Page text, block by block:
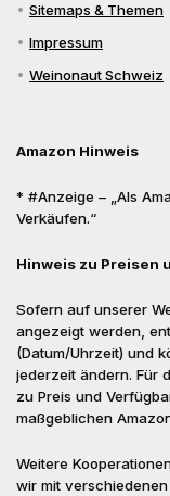
Sitemaps & Themen
Impressum
Weinonaut Schweiz
Amazon Hinweis
* #Anzeige – „Als
Verkäufen.“
Hinweis zu Preisen
Sofern auf unserer
angezeigt werden,
(Datum/Uhrzeit) und
jederzeit ändern. Für
zu Preis und
maßgeblichen
Weitere
wir mit